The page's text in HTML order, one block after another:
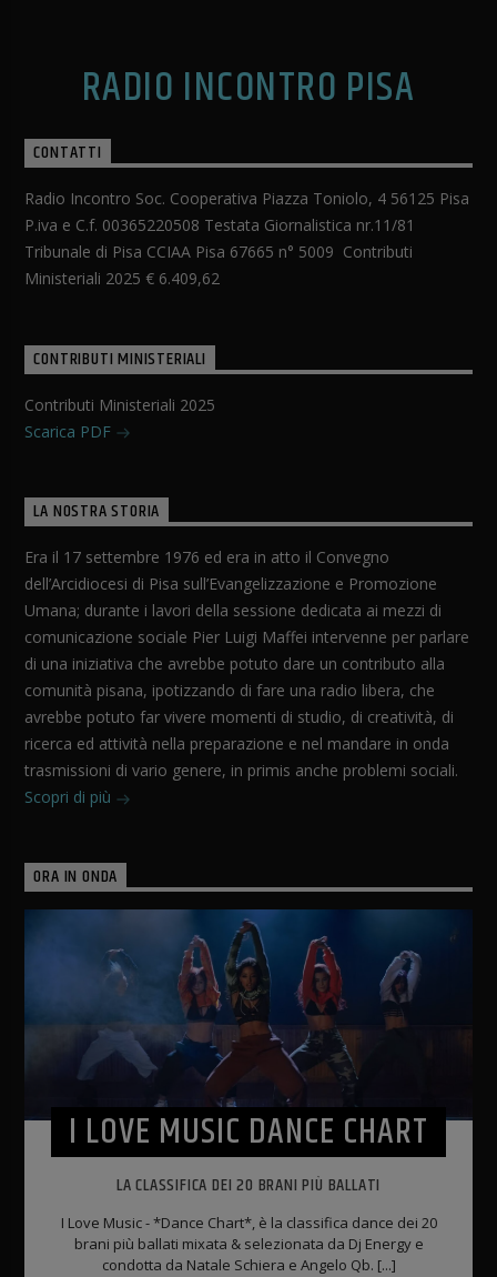
RADIO INCONTRO PISA
CONTATTI
Radio Incontro Soc. Cooperativa Piazza Toniolo, 4 56125 Pisa
P.iva e C.f. 00365220508 Testata Giornalistica nr.11/81
Tribunale di Pisa CCIAA Pisa 67665 n° 5009 Contributi
Ministeriali 2025 € 6.409,62
CONTRIBUTI MINISTERIALI
Contributi Ministeriali 2025
Scarica PDF
LA NOSTRA STORIA
Era il 17 settembre 1976 ed era in atto il Convegno
dell’Arcidiocesi di Pisa sull’Evangelizzazione e Promozione
Umana; durante i lavori della sessione dedicata ai mezzi di
comunicazione sociale Pier Luigi Maffei intervenne per parlare
di una iniziativa che avrebbe potuto dare un contributo alla
comunità pisana, ipotizzando di fare una radio libera, che
avrebbe potuto far vivere momenti di studio, di creatività, di
ricerca ed attività nella preparazione e nel mandare in onda
trasmissioni di vario genere, in primis anche problemi sociali.
Scopri di più
ORA IN ONDA
I LOVE MUSIC DANCE CHART
LA CLASSIFICA DEI 20 BRANI PIÙ BALLATI
I Love Music - *Dance Chart*, è la classifica dance dei 20
brani più ballati mixata & selezionata da Dj Energy e
condotta da Natale Schiera e Angelo Qb. [...]